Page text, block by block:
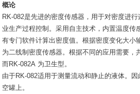
概论
RK-082是先进的密度传感器，用于对密度进
业生产过程控制。采用自主技术，内置温度传
有专门软件计算出密度值。根据密度变化大小
为二线制密度传感器。根据不同的应用需要，
而RK-082A 为卫生型。
由于RK-082适用于测量流动和静止的液体。
空罐上。